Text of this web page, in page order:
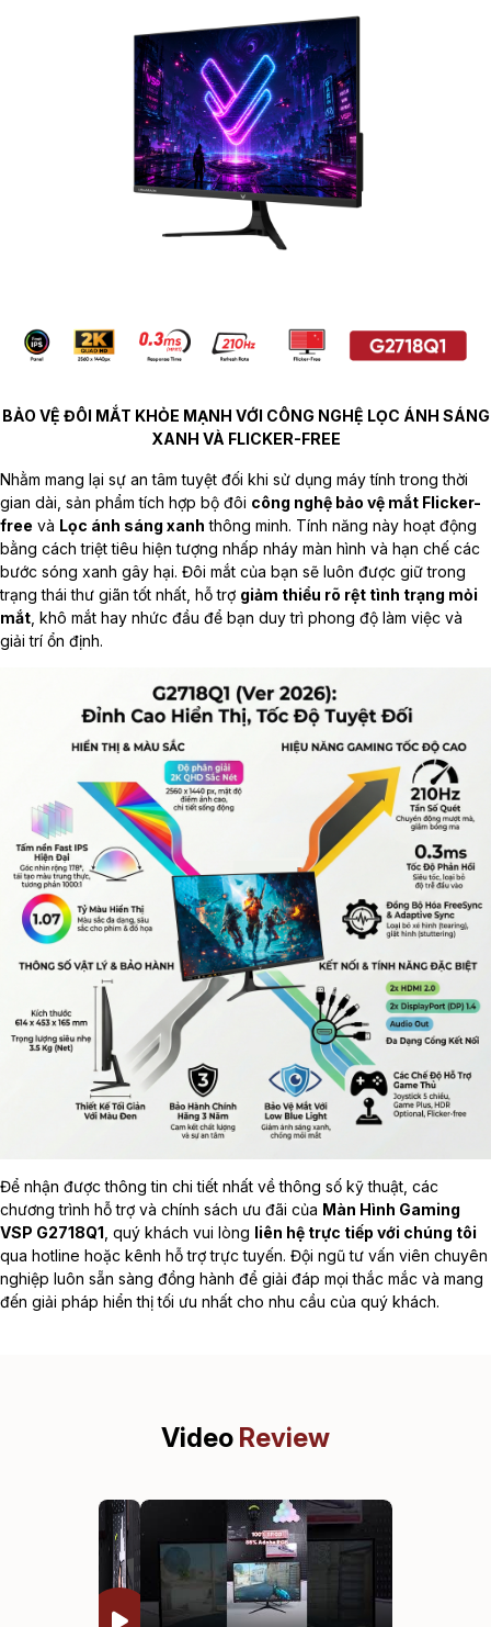
BẢO VỆ ĐÔI MẮT KHỎE MẠNH VỚI CÔNG NGHỆ LỌC ÁNH SÁNG
XANH VÀ FLICKER-FREE
Nhằm mang lại sự an tâm tuyệt đối khi sử dụng máy tính trong thời
gian dài, sản phẩm tích hợp bộ đôi công nghệ bảo vệ mắt Flicker-
free và Lọc ánh sáng xanh thông minh. Tính năng này hoạt động
bằng cách triệt tiêu hiện tượng nhấp nháy màn hình và hạn chế các
bước sóng xanh gây hại. Đôi mắt của bạn sẽ luôn được giữ trong
trạng thái thư giãn tốt nhất, hỗ trợ giảm thiểu rõ rệt tình trạng mỏi
mắt , khô mắt hay nhức đầu để bạn duy trì phong độ làm việc và
giải trí ổn định.
Để nhận được thông tin chi tiết nhất về thông số kỹ thuật, các
chương trình hỗ trợ và chính sách ưu đãi của Màn Hình Gaming
VSP G2718Q1 , quý khách vui lòng liên hệ trực tiếp với chúng tôi
qua hotline hoặc kênh hỗ trợ trực tuyến. Đội ngũ tư vấn viên chuyên
nghiệp luôn sẵn sàng đồng hành để giải đáp mọi thắc mắc và mang
đến giải pháp hiển thị tối ưu nhất cho nhu cầu của quý khách.
Video Review